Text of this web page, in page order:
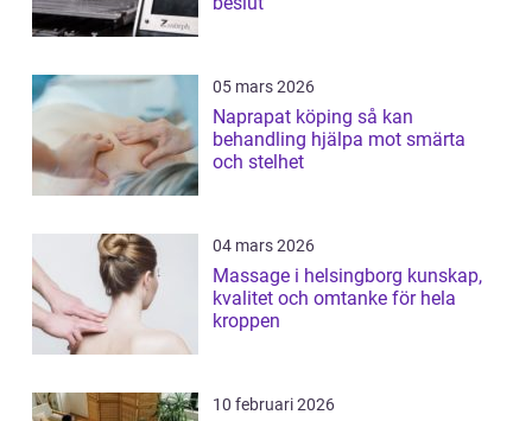
05 mars 2026
Naprapat köping så kan
behandling hjälpa mot smärta
och stelhet
04 mars 2026
Massage i helsingborg kunskap,
kvalitet och omtanke för hela
kroppen
10 februari 2026